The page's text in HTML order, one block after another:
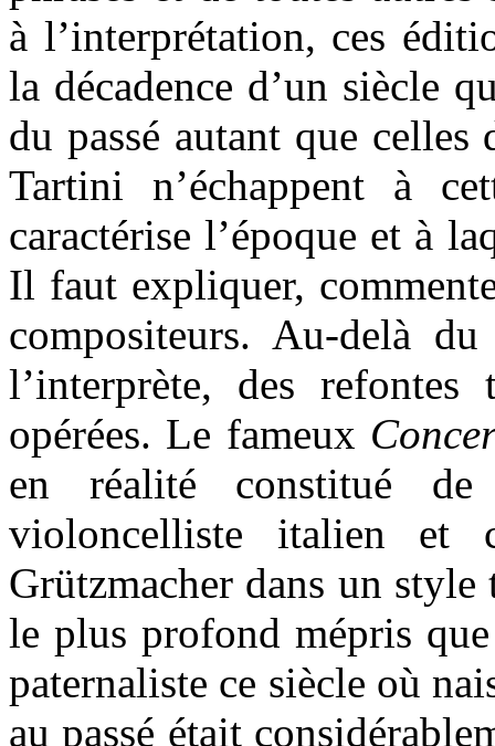
à l’interprétation, ces
la décadence d’un siècle
du passé autant que celles
Tartini n’échappent à
caractérise l’époque et à
Il faut expliquer,
compositeurs. Au-delà
l’interprète, des
opérées. Le fameux
en réalité constitué de
violoncelliste italien et
Grützmacher dans un
le plus profond mépris
paternaliste ce siècle où
au passé était